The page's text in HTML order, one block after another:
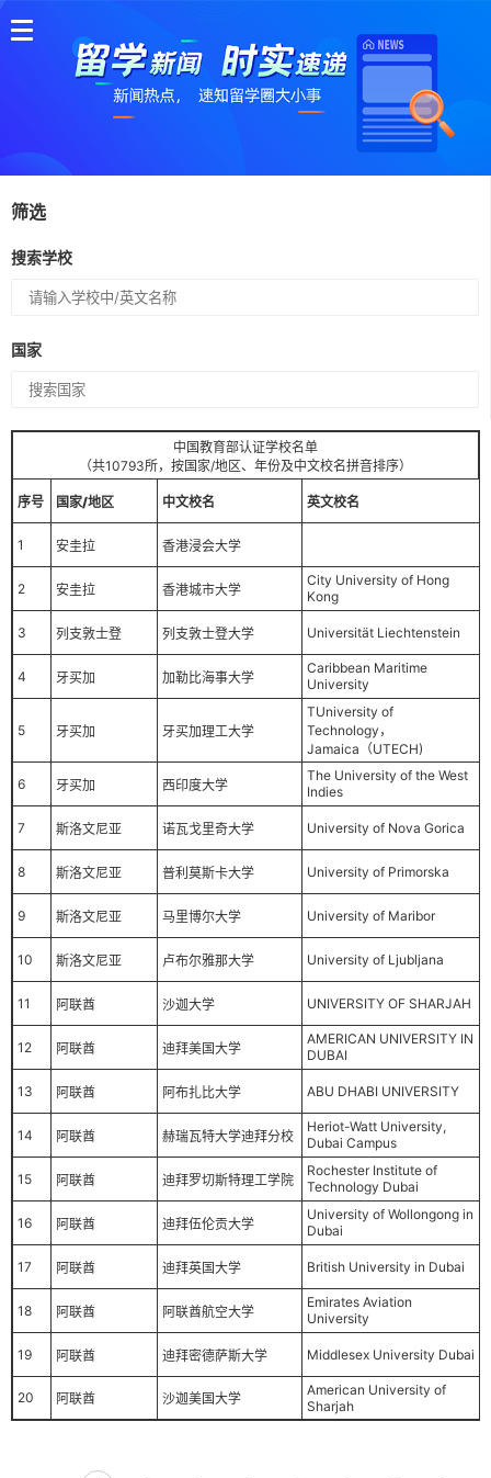
筛选
搜索学校
国家
中国教育部认证学校名单
（共10793所，按国家/地区、年份及中文校名拼音排序）
序号 国家/地区 中文校名 英文校名
1 安圭拉 香港浸会大学
2 安圭拉 香港城市大学
City University of Hong
Kong
3 列支敦士登 列支敦士登大学 Universität Liechtenstein
4 牙买加 加勒比海事大学
Caribbean Maritime
University
5 牙买加 牙买加理工大学
TUniversity of
Technology，
Jamaica（UTECH)
6 牙买加 西印度大学
The University of the West
Indies
7 斯洛文尼亚 诺瓦戈里奇大学 University of Nova Gorica
8 斯洛文尼亚 普利莫斯卡大学 University of Primorska
9 斯洛文尼亚 马里博尔大学 University of Maribor
10 斯洛文尼亚 卢布尔雅那大学 University of Ljubljana
11 阿联酋 沙迦大学 UNIVERSITY OF SHARJAH
12 阿联酋 迪拜美国大学
AMERICAN UNIVERSITY IN
DUBAI
13 阿联酋 阿布扎比大学 ABU DHABI UNIVERSITY
14 阿联酋 赫瑞瓦特大学迪拜分校
Heriot-Watt University,
Dubai Campus
15 阿联酋 迪拜罗切斯特理工学院
Rochester Institute of
Technology Dubai
16 阿联酋 迪拜伍伦贡大学
University of Wollongong in
Dubai
17 阿联酋 迪拜英国大学 British University in Dubai
18 阿联酋 阿联酋航空大学
Emirates Aviation
University
19 阿联酋 迪拜密德萨斯大学 Middlesex University Dubai
20 阿联酋 沙迦美国大学
American University of
Sharjah